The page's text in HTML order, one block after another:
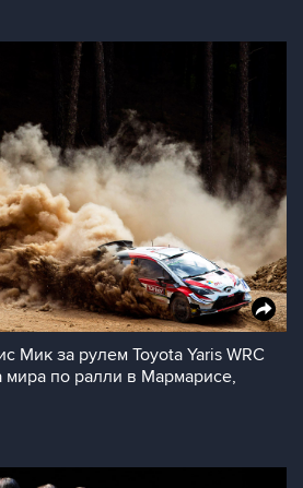
Мик за рулем Toyota Yaris WRC
мира по ралли в Мармарисе,